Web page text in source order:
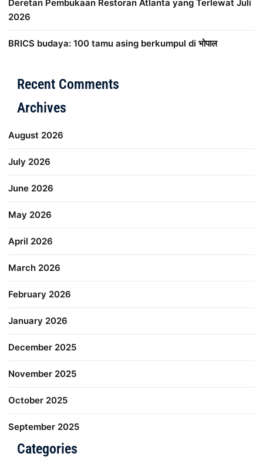
Deretan Pembukaan Restoran Atlanta yang Terlewat Juli
2026
BRICS budaya: 100 tamu asing berkumpul di भोपाल
Recent Comments
Archives
August 2026
July 2026
June 2026
May 2026
April 2026
March 2026
February 2026
January 2026
December 2025
November 2025
October 2025
September 2025
Categories